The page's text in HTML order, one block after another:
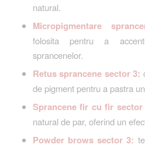
natural.
Micropigmentare
folosita pentru a
sprancenelor.
Retus sprancene sector 3:
de pigment pentru a pastra
Sprancene fir cu fir sector
natural de par, oferind un
Powder brows sector 3: